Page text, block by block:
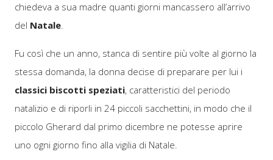
chiedeva a sua madre quanti giorni mancassero all’arrivo
del Natale.
Fu così che un anno, stanca di sentire più volte al giorno la
stessa domanda, la donna decise di preparare per lui i
classici biscotti speziati, caratteristici del periodo
natalizio e di riporli in 24 piccoli sacchettini, in modo che il
piccolo Gherard dal primo dicembre ne potesse aprire
uno ogni giorno fino alla vigilia di Natale.